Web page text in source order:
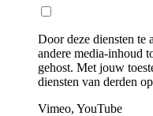
Door deze diensten te
andere media-inhoud
gehost. Met jouw
diensten van derden
Vimeo, YouTube